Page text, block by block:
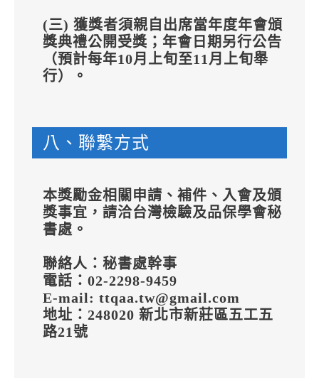
(三) 獲獎者須親自出席當年度年會頒
獎典禮公開受獎；年會日期另行公告
（預計每年10月上旬至11月上旬舉
行）。
八、聯繫方式
本獎勵金相關申請、補件、入會及頒
獎事宜，請洽台灣檢驗及品保學會秘
書處。
聯絡人：秘書處幹事
電話：02-2298-9459
E-mail: ttqaa.tw@gmail.com
地址：248020 新北市新莊區五工五
路21號